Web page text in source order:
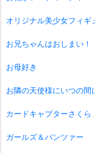
オリジナル美少女フィギ
お兄ちゃんはおしまい！
お母好き
お隣の天使様にいつの
カードキャプターさくら
ガールズ＆パンツァー